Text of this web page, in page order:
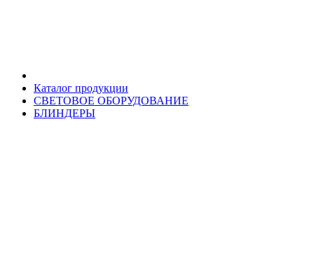
Каталог продукции
СВЕТОВОЕ ОБОРУДОВАНИЕ
БЛИНДЕРЫ